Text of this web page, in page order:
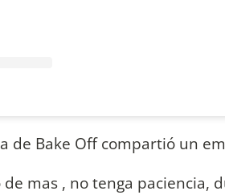
de Bake Off compartió un
de mas , no tenga